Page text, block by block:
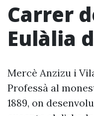
Carrer
Eulàlia
Mercè Anzizu i
Professà al
1889, on